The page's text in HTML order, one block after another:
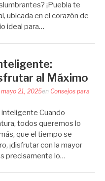
¡Puebla te
ubicada en el corazón de
ideal para…
al Máximo
mayo 21, 2025en Consejos para
Cuando
todos queremos lo
que el tiempo se
¡disfrutar con la mayor
precisamente lo…